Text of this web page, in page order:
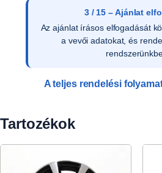
3 / 15 – Ajánlat
Az ajánlat írásos elfogadását
a vevői adatokat, és
A teljes rendelési
Tartozékok